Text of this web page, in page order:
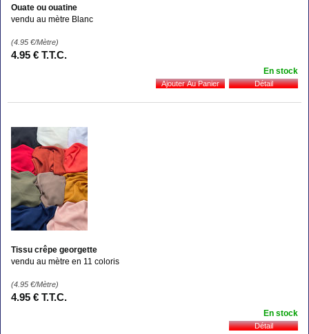
Ouate ou ouatine
vendu au mètre Blanc
(4.95 €/Mètre)
4.95 € T.T.C.
En stock
Tissu crêpe georgette
vendu au mètre en 11 coloris
(4.95 €/Mètre)
4.95 € T.T.C.
En stock